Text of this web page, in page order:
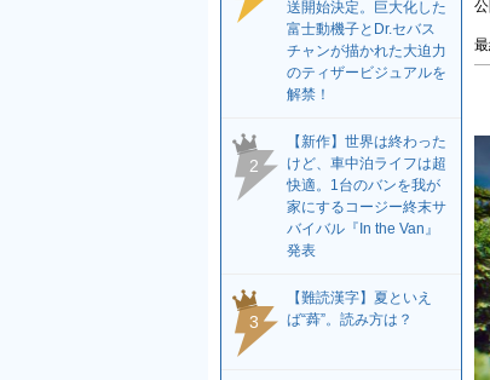
送開始決定。巨大化した
富士動機子とDr.セバス
チャンが描かれた大迫力
のティザービジュアルを
解禁！
2
【新作】世界は終わった
けど、車中泊ライフは超
快適。1台のバンを我が
家にするコージー終末サ
バイバル『In the Van』
発表
3
【難読漢字】夏といえ
ば“蕣”。読み方は？